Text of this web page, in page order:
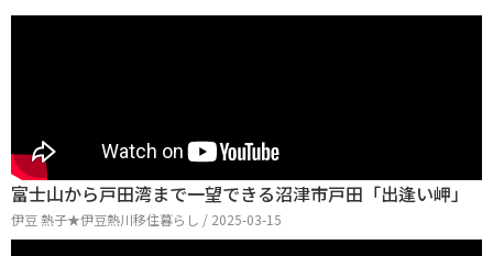
富士山から戸田湾まで一望できる沼津市戸田「出逢い岬」
伊豆 熱子★伊豆熱川移住暮らし / 2025-03-15